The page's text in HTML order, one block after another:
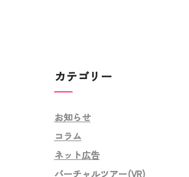
カテゴリー
お知らせ
コラム
ネット広告
バーチャルツアー(VR)